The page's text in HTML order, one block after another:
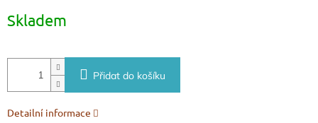
cena:
Skladem
Přidat do košíku
Detailní informace